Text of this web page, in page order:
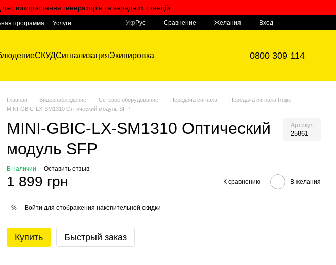
використання генераторів та зарядних станцій
программа
Услуги
Укр Рус Сравнение Желания Вход
СКУДСигнализацияЭкипировка 0800 309 114
Главная Видеонаблюдение Сетевое оборудование Передача сигнала
Передача сигнала Ruijie
MINI-GBIC-LX-SM1310 Оптический модуль SFP
MINI-GBIC-LX-SM1310 Оптический
модуль SFP
Артикул
25861
В наличии Оставить отзыв
1 899 грн К сравнению В желания
% Войти для отображения накопительной скидки
Купить Быстрый заказ